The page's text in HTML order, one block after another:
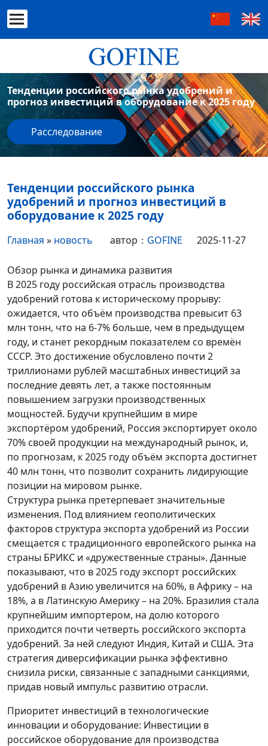
Тенденции российского рынка удобрений и
прогноз инвестиций в оборудование к 2025 году
Расследование
Тенденции российского рынка
удобрений и прогноз инвестиций в
оборудование к 2025 году
Главная » новость автор： GOFINE 2025-11-27
Обзор рынка и динамика развития
В 2025 году российская отрасль производства
удобрений готова к историческому прорыву:
ожидается, что объём производства превысит 63
млн тонн, что на 6-7% больше, чем в предыдущем
году, и станет рекордным показателем со времён
СССР. Это достижение обусловлено почти 2
триллионами рублей масштабных инвестиций за
последние девять лет, а также постоянным
повышением загрузки производственных
мощностей. Будучи крупнейшим в мире
экспортёром удобрений, Россия экспортирует около
70% своей продукции на международный рынок, и,
по прогнозам, к 2025 году объём экспорта достигнет
40 млн тонн, что позволит сохранить лидирующие
позиции на мировом рынке.
Структура рынка претерпевает значительные
изменения. Под влиянием геополитических
факторов структура экспорта удобрений из России
смещается с традиционного европейского рынка на
страны БРИКС и «дружественные страны». Данные
показывают, что в 2025 году экспорт российских
удобрений в Азию увеличится на 60%, в Африку – на
18%, а в Латинскую Америку – на 20%. Бразилия стала
крупнейшим импортером, на долю которого
приходится почти четверть российского экспорта
удобрений. За ней следуют Индия, Китай и США. Эта
стратегия диверсификации рынка эффективно
снизила риски, связанные с западными санкциями,
придав новый импульс развитию отрасли.
Приоритет инвестиций в технологические
инновации и оборудование: Инвестиции в
российское оборудование для производства